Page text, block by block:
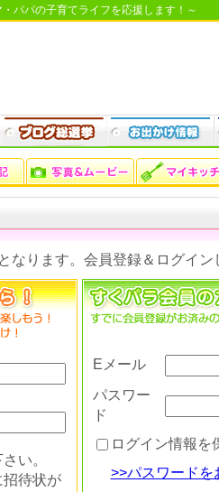
パパの子育てライフを応援します！～
なります。会員登録＆ログイン
い。
招待状が
Eメール
パスワー
ド
ログイン情報を
>>パスワードを